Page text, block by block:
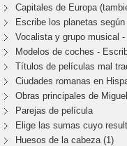
Capitales de Europa
Escribe los planetas
Vocalista y grupo musical
Modelos de coches -
Títulos de películas mal
Ciudades romanas en
Obras principales de
Parejas de película
Elige las sumas cuyo
Huesos de la cabeza (1)